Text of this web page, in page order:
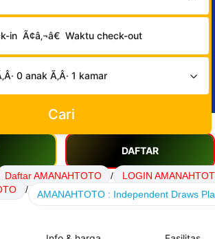
in Ã¢â‚¬â€ Waktu check-out
0 anak Ã‚Â· 1 kamar
Cari
DAFTAR
Daftar AMANAHTOTO /
LOGIN
/ AMANAHTOTO : Independent Draws